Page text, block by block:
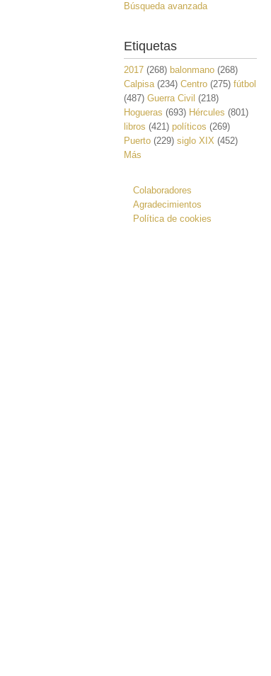
Búsqueda avanzada
Etiquetas
2017 (268) balonmano (268)
Calpisa(234) Centro (275) fútbol
(487) Guerra Civil (218)
Hogueras (693) Hércules (801)
libros (421) políticos (269)
Puerto (229) siglo XIX (452)
Más
Colaboradores
Agradecimientos
Política de cookies